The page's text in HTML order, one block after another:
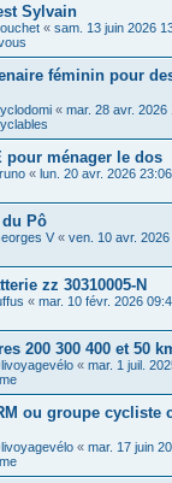
Sylvain
« sam. 13 juin 2026
féminin pour
« mar. 28 avr. 2026
pour ménager le dos
« lun. 20 avr. 2026 23:06
Pô
V « ven. 10 avr. 2026
zz 30310005-N
« mar. 10 févr. 2026
200 300 400 et 50
« mar. 1 juil.
ou groupe cycliste
« mar. 17 juin